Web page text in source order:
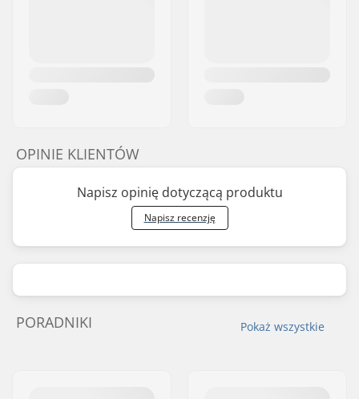
OPINIE KLIENTÓW
Napisz opinię dotyczącą produktu
Napisz recenzję
Pokaż wszystkie
PORADNIKI